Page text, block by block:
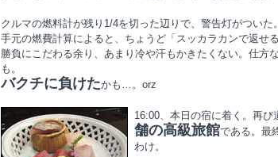
クルマの燃料計が残り1/4を切った辺りで、警告灯がつい
手元の燃費計算によると、ちょうど「スッカラカンで返せ
勝負にこだわる余り、あまり冷や汗もかきたくない。仕方
も。
バクチに負けたかも…。orz
16:00、本日の宿に着く。再び
舗の高級旅館である。最
わけ。